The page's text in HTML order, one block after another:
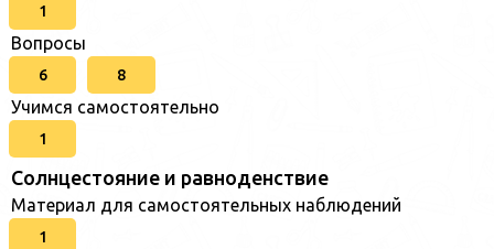
1
Вопросы
6 8
Учимся самостоятельно
1
Солнцестояние и равноденствие
Материал для самостоятельных наблюдений
1